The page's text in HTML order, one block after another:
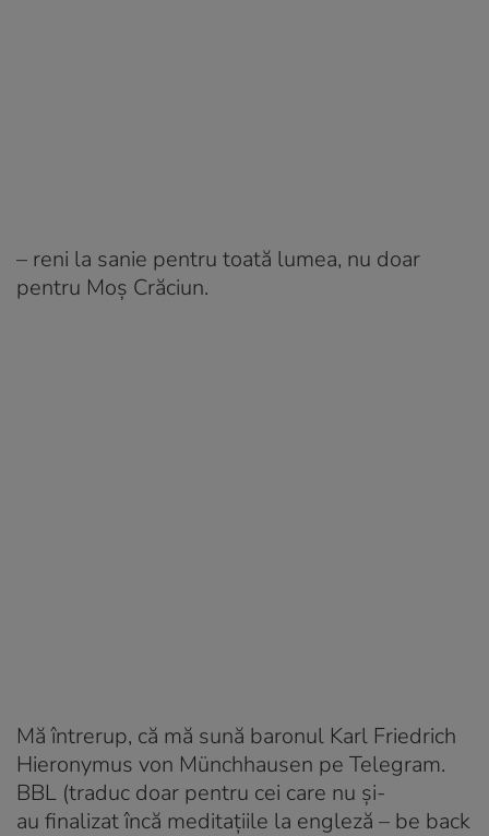
– reni la sanie pentru toată lumea, nu doar
pentru Moş Crăciun.
Mă întrerup, că mă sună baronul Karl Friedrich
Hieronymus von Münchhausen pe Telegram.
BBL (traduc doar pentru cei care nu şi-
au finalizat încă meditaţiile la engleză – be back